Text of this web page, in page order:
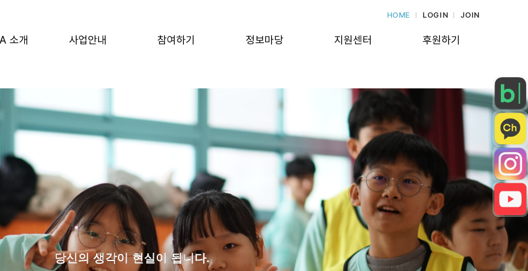
HOME LOGIN JOIN
소개 사업안내 참여하기 정보마당 지원센터 후원하기
당신의 생각이 현실이 됩니다.